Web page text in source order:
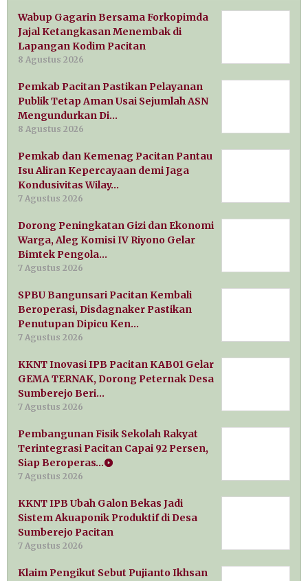
Wabup Gagarin Bersama Forkopimda
Jajal Ketangkasan Menembak di
Lapangan Kodim Pacitan
8 Agustus 2026
Pemkab Pacitan Pastikan Pelayanan
Publik Tetap Aman Usai Sejumlah ASN
Mengundurkan Di…
8 Agustus 2026
Pemkab dan Kemenag Pacitan Pantau
Isu Aliran Kepercayaan demi Jaga
Kondusivitas Wilay…
7 Agustus 2026
Dorong Peningkatan Gizi dan Ekonomi
Warga, Aleg Komisi IV Riyono Gelar
Bimtek Pengola…
7 Agustus 2026
SPBU Bangunsari Pacitan Kembali
Beroperasi, Disdagnaker Pastikan
Penutupan Dipicu Ken…
7 Agustus 2026
KKNT Inovasi IPB Pacitan KAB01 Gelar
GEMA TERNAK, Dorong Peternak Desa
Sumberejo Beri…
7 Agustus 2026
Pembangunan Fisik Sekolah Rakyat
Terintegrasi Pacitan Capai 92 Persen,
Siap Beroperas…
7 Agustus 2026
KKNT IPB Ubah Galon Bekas Jadi
Sistem Akuaponik Produktif di Desa
Sumberejo Pacitan
7 Agustus 2026
Klaim Pengikut Sebut Pujianto Ikhsan